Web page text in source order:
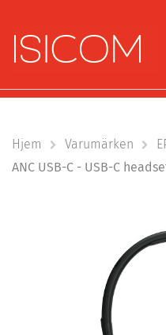
Hjem Varumärken
ANC USB-C - USB-C